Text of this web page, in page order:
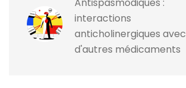
Antispasmodiques :
interactions
anticholinergiques avec
d'autres médicaments